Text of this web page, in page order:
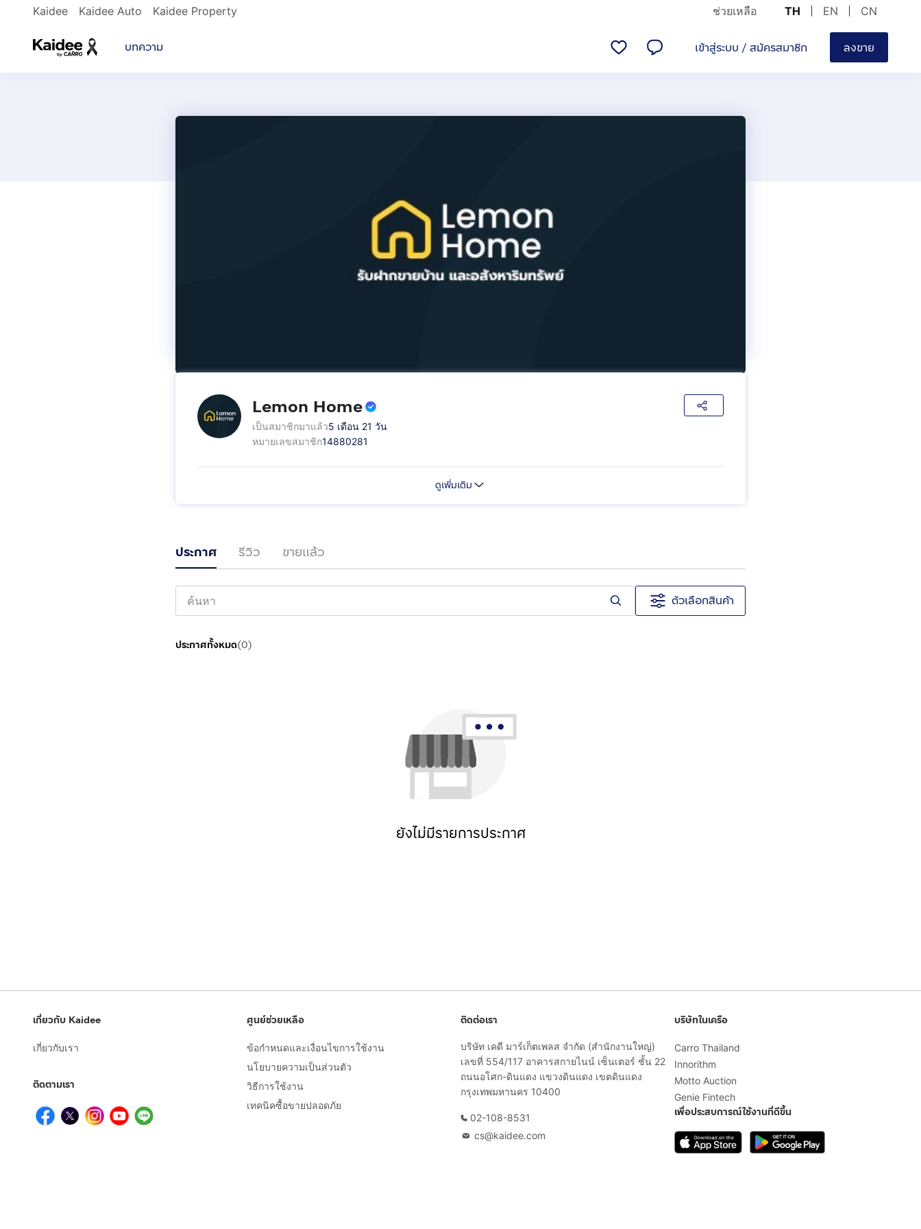
Kaidee Kaidee Auto Kaidee Property ช่วยเหลือ TH EN CN
บทความ เข้าสู่ระบบ / สมัครสมาชิก ลงขาย
Lemon Home
เป็นสมาชิกมาแล้ว5 เดือน 21 วัน
หมายเลขสมาชิก14880281
ดูเพิ่มเติม
ประกาศ รีวิว ขายแล้ว
ตัวเลือกสินค้า
ประกาศทั้งหมด(0)
ยังไม่มีรายการประกาศ
เกี่ยวกับ Kaidee
เกี่ยวกับเรา
ติดตามเรา
ศูนย์ช่วยเหลือ
ข้อกำหนดและเงื่อนไขการใช้งาน
นโยบายความเป็นส่วนตัว
วิธีการใช้งาน
เทคนิคซื้อขายปลอดภัย
ติดต่อเรา
บริษัท เคดี มาร์เก็ตเพลส จำกัด (สำนักงานใหญ่)
เลขที่ 554/117 อาคารสกายไนน์ เซ็นเตอร์ ชั้น 22
ถนนอโศก-ดินแดง แขวงดินแดง เขตดินแดง
กรุงเทพมหานคร 10400
02-108-8531
cs@kaidee.com
บริษัทในเครือ
Carro Thailand
Innorithm
Motto Auction
Genie Fintech
เพื่อประสบการณ์ใช้งานที่ดีขึ้น